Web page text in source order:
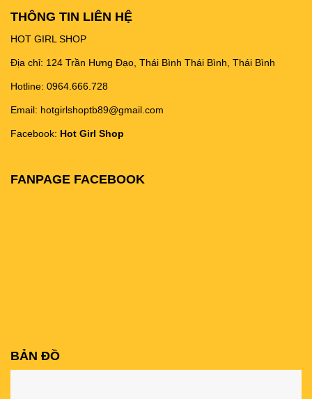
THÔNG TIN LIÊN HỆ
HOT GIRL SHOP
Địa chỉ: 124 Trần Hưng Đạo, Thái Bình Thái Bình, Thái Bình
Hotline: 0964.666.728
Email: hotgirlshoptb89@gmail.com
Facebook: Hot Girl Shop
FANPAGE FACEBOOK
BẢN ĐỒ